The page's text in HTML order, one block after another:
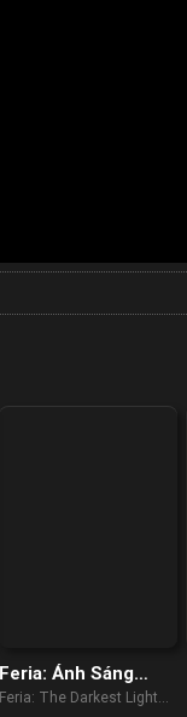
Feria: Ánh Sáng
Tăm Tối Nhất
Feria: The Darkest Light